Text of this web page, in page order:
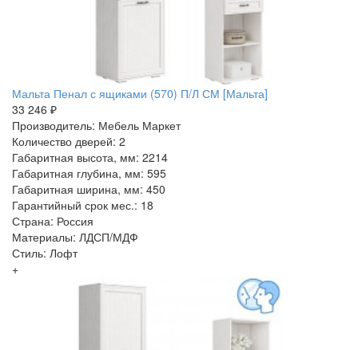
Мальта Пенал с ящиками (570) П/Л СМ [Мальта]
33 246 ₽
Производитель: Мебель Маркет
Количество дверей: 2
Габаритная высота, мм: 2214
Габаритная глубина, мм: 595
Габаритная ширина, мм: 450
Гарантийный срок мес.: 18
Страна: Россия
Материалы: ЛДСП/МДФ
Стиль: Лофт
+